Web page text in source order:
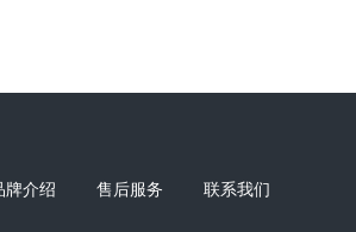
牌介绍 售后服务 联系我们